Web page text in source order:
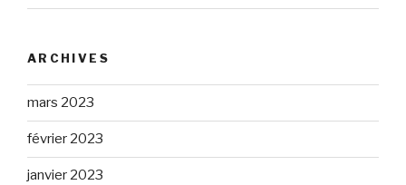
ARCHIVES
mars 2023
février 2023
janvier 2023